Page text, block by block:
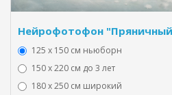
Нейрофотофон
125 x 150 см ньюборн
150 х 220 см до 3 лет
180 х 250 см широкий